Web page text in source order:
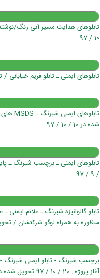
10 / 97
تابلوهای ایمنی ـ تابلو فریم خیابانی / تحویل شده - آغاز
شده در 10 / 10 / 97
/ 9 / 97
تابلو گالوانیزه شبرنگ ـ علائم ایمنی
منظوره به همراه لوگو شرکتشان / تحویل شده - آغاز پروژه
برچسب شبرنگ - تابلو ایمنی شبرنگ
آغاز پروژه : 20 / 10 / 97 تحویل شده در 20 / 10 / 97